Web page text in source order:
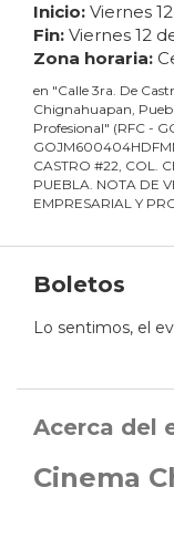
Inicio: Viernes 12
Fin: Viernes 12
Zona horaria:
en "Calle 3ra. De
Chignahuapan,
Profesional" (RFC -
CASTRO #22, COL.
PUEBLA. NOTA DE
EMPRESARIAL Y
Boletos
Lo sentimos, el
Acerca del
Cinema